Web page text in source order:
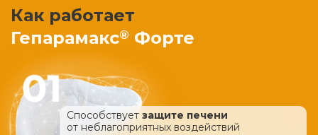
Как работает
Гепарамакс® Форте
Способствует защите печени
от неблагоприятных воздействий